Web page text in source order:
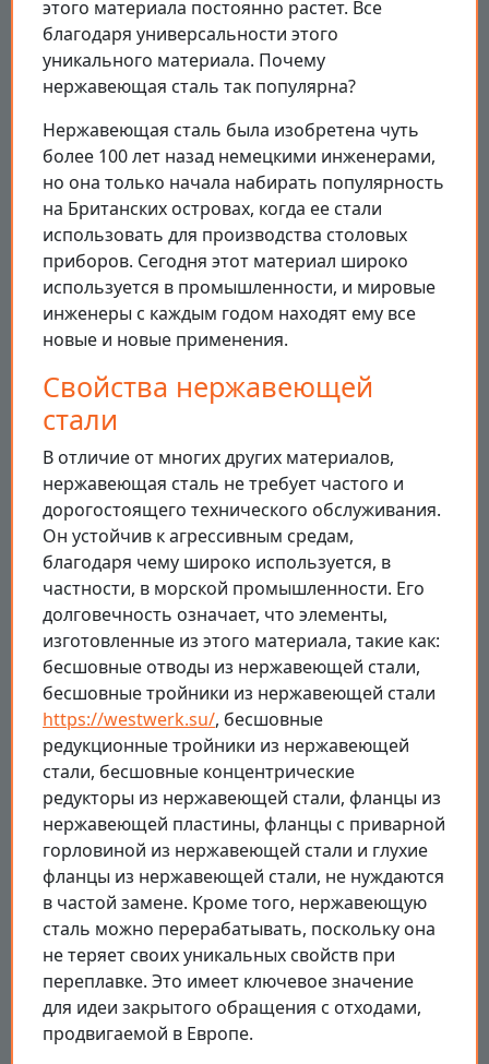
этого материала постоянно растет. Все
благодаря универсальности этого
уникального материала. Почему
нержавеющая сталь так популярна?
Нержавеющая сталь была изобретена чуть
более 100 лет назад немецкими инженерами,
но она только начала набирать популярность
на Британских островах, когда ее стали
использовать для производства столовых
приборов. Сегодня этот материал широко
используется в промышленности, и мировые
инженеры с каждым годом находят ему все
новые и новые применения.
Свойства нержавеющей
стали
В отличие от многих других материалов,
нержавеющая сталь не требует частого и
дорогостоящего технического обслуживания.
Он устойчив к агрессивным средам,
благодаря чему широко используется, в
частности, в морской промышленности. Его
долговечность означает, что элементы,
изготовленные из этого материала, такие как:
бесшовные отводы из нержавеющей стали,
бесшовные тройники из нержавеющей стали
https://westwerk.su/, бесшовные
редукционные тройники из нержавеющей
стали, бесшовные концентрические
редукторы из нержавеющей стали, фланцы из
нержавеющей пластины, фланцы с приварной
горловиной из нержавеющей стали и глухие
фланцы из нержавеющей стали, не нуждаются
в частой замене. Кроме того, нержавеющую
сталь можно перерабатывать, поскольку она
не теряет своих уникальных свойств при
переплавке. Это имеет ключевое значение
для идеи закрытого обращения с отходами,
продвигаемой в Европе.